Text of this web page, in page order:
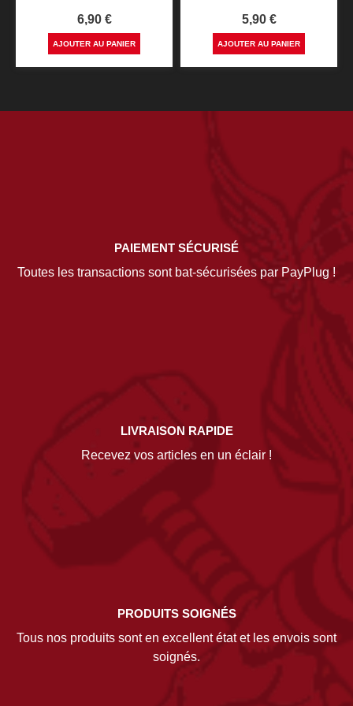
Prix
6,90 €
AJOUTER AU PANIER
Prix
5,90 €
AJOUTER AU PANIER
PAIEMENT SÉCURISÉ
Toutes les transactions sont bat-sécurisées par PayPlug !
LIVRAISON RAPIDE
Recevez vos articles en un éclair !
PRODUITS SOIGNÉS
Tous nos produits sont en excellent état et les envois sont
soignés.